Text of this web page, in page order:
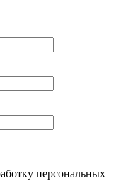
персональных